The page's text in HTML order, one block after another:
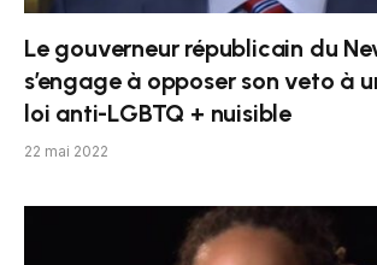
Le gouverneur républicain du
s’engage à opposer son veto à
loi anti-LGBTQ + nuisible
22 mai 2022